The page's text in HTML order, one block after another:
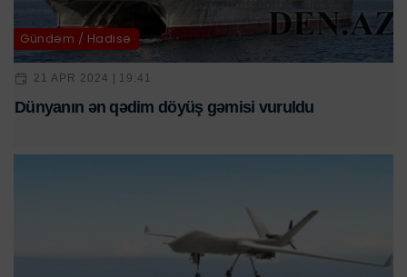
Gündəm / Hadisə
21 APR 2024 | 19:41
Dünyanın ən qədim döyüş gəmisi vuruldu